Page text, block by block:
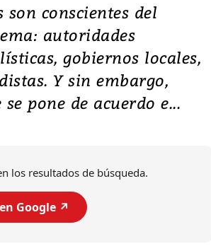
son conscientes del
autoridades
gobiernos locales,
Y sin embargo,
se pone de acuerdo e...
los resultados de búsqueda.
Google ↗️
Video, Japón: Terremoto
deja heridos y graves
daños en Kumamoto